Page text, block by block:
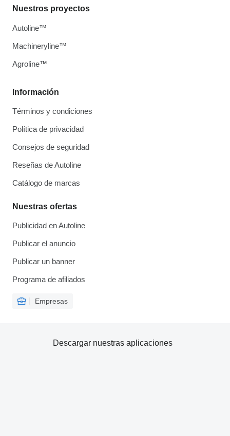
Información
Términos y condiciones
Política de privacidad
Consejos de seguridad
Reseñas de Autoline
Catálogo de marcas
Nuestras ofertas
Publicidad en Autoline
Publicar el anuncio
Publicar un banner
Programa de afiliados
Empresas
Nuestros proyectos
Autoline™
Machineryline™
Agroline™
Descargar nuestras aplicaciones